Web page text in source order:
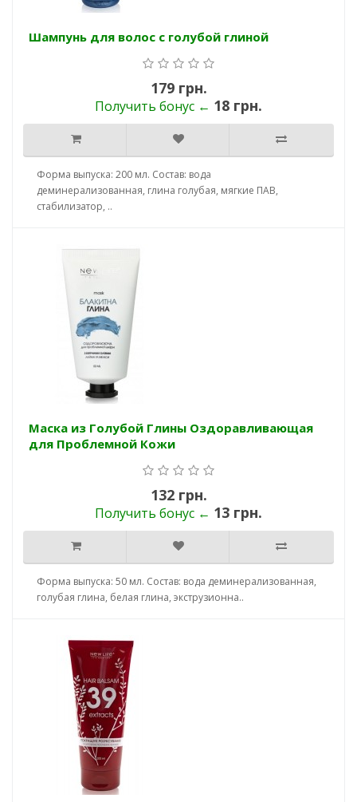
Шампунь для волос с голубой глиной
179 грн.
Получить бонус ← 18 грн.
Форма выпуска: 200 мл. Состав: вода
деминерализованная, глина голубая, мягкие ПАВ,
стабилизатор, ..
Маска из Голубой Глины Оздоравливающая
для Проблемной Кожи
132 грн.
Получить бонус ← 13 грн.
Форма выпуска: 50 мл. Состав: вода деминерализованная,
голубая глина, белая глина, экструзионна..